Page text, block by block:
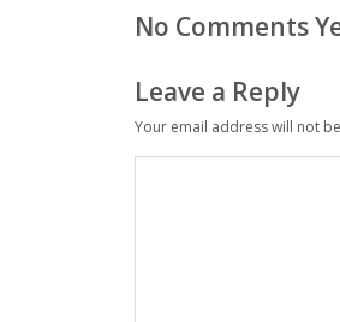
No Comments
Leave a Reply
Your email address will not